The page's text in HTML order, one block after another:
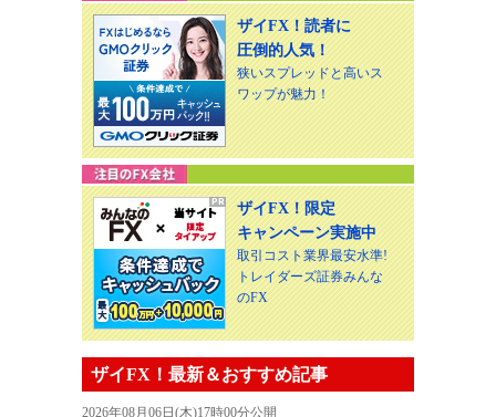
ザイFX！読者に
圧倒的人気！
狭いスプレッドと高いス
ワップが魅力！
ザイFX！限定
キャンペーン実施中
取引コスト業界最安水準!
トレイダーズ証券みんな
のFX
ザイFX！最新＆おすすめ記事
2026年08月06日(木)17時00分公開